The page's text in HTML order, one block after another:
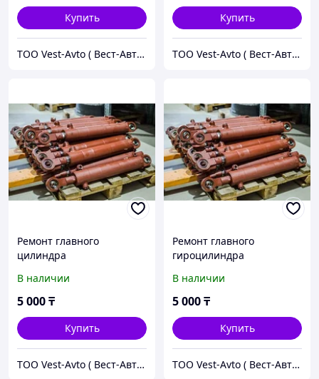
Купить
ТОО Vest-Avto ( Вест-Авто )
Купить
ТОО Vest-Avto ( Вест-Авто )
Ремонт главного
цилиндра
В наличии
5 000₸
Купить
ТОО Vest-Avto ( Вест-Авто )
Ремонт главного
гироцилиндра
В наличии
5 000₸
Купить
ТОО Vest-Avto ( Вест-Авто )